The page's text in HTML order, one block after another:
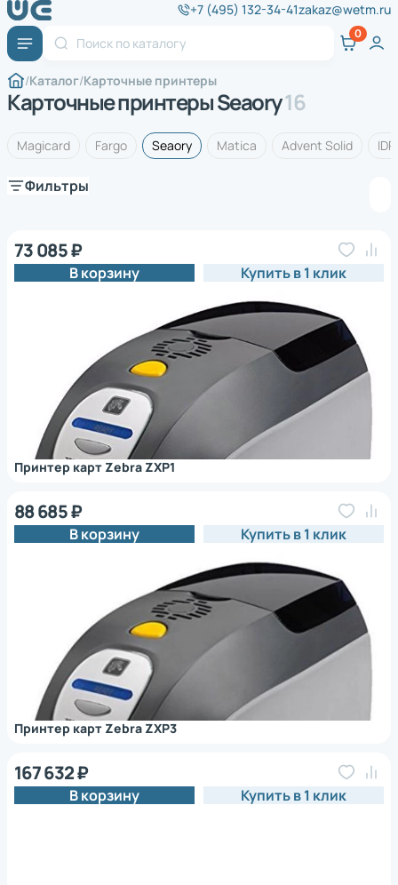
+7 (495) 132-34-41zakaz@wetm.ru
Каталог Карточные принтеры
Карточные принтеры Seaory16
Magicard Fargo Seaory Matica Advent Solid
Фильтры
Принтер карт Zebra ZXP1
73 085 ₽
В корзину Купить в 1 клик
Принтер карт Zebra ZXP3
88 685 ₽
В корзину Купить в 1 клик
167 632 ₽
В корзину Купить в 1 клик